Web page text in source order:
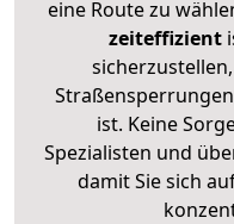
eine Route zu
zeiteffizient
ist. Keine
Spezialisten und
damit Sie sich